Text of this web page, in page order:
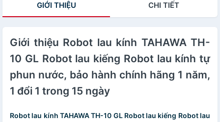
màn lọc HEPA 14,
GIỚI THIỆU CHI TIẾT
Giới thiệu Robot lau kính TAHAWA TH-
10 GL Robot lau kiếng Robot lau kính tự
phun nước, bảo hành chính hãng 1 năm,
1 đổi 1 trong 15 ngày
Robot lau kính TAHAWA TH-10 GL Robot lau kiếng Robot lau